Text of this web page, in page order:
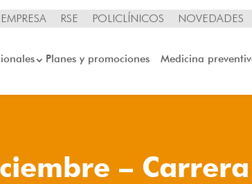
EMPRESA RSE POLICLÍNICOS NOVEDADES
Planes y promociones Medicina
–